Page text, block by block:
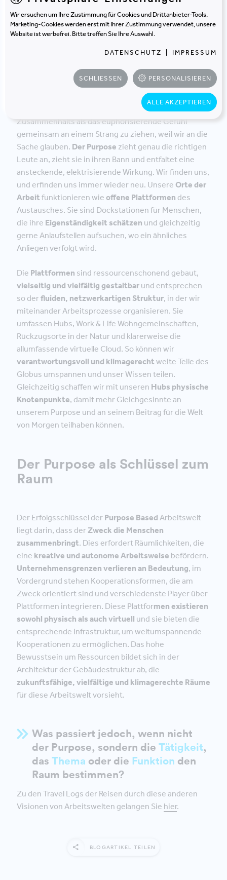
der Produktionsphase ist angedacht, dass ein Team,
das sich schon länger kennt,einen Wohnhub beziehen
und werden außerdem
Arbeitsräume imzentralenThemenhubmit uns
Es gibt für mich keine schönere Erfahrung des
Zusammenhalts als das euphorisierende Gefühl
gemeinsam an einem Strang zu ziehen, weil wir an die
Sache glauben. Der Purpose zieht genau die richtigen
Leute an, zieht sie in ihren Bann und entfaltet eine
ansteckende, elektrisierende Wirkung. Wir finden uns,
und erfinden uns immer wieder neu. Unsere Orte der
Arbeit funktionieren wie offene Plattformen des
Austausches. Sie sind Dockstationen für Menschen,
die ihre Eigenständigkeit schätzen und gleichzeitig
gerne Anlaufstellen aufsuchen, wo ein ähnliches
Anliegen verfolgt wird.
Die Plattformen sind ressourcenschonend gebaut,
vielseitig und vielfältig gestaltbar und entsprechen
so derfluiden, netzwerkartigen Struktur, in der wir
miteinander Arbeitsprozesse organisieren. Sie
umfassen Hubs, Work & Life Wohngemeinschaften,
Rückzugsorte in der Natur und klarerweise die
allumfassende virtuelle Cloud. So können wir
verantwortungsvoll und klimagerecht weite Teile des
Globus umspannen und unser Wissen teilen.
Gleichzeitig schaffen wir mit unseren Hubs physische
Knotenpunkte, damit mehr Gleichgesinnte an
unserem Purpose und an seinem Beitrag für die Welt
von Morgen teilhaben können.
Der Purpose als Schlüssel zum
Raum
Der Erfolgsschlüssel der Purpose Based Arbeitswelt
liegt darin, dass derZweck die Menschen
zusammenbringt. Dies erfordert Räumlichkeiten, die
eine kreative und autonome Arbeitsweise befördern.
Unternehmensgrenzen verlieren an Bedeutung, im
Vordergrund stehen Kooperationsformen, die am
Zweck orientiert sind und verschiedenste Player über
Plattformen integrieren. Diese Plattformen existieren
sowohl physisch als auch virtuell und sie bieten die
entsprechende Infrastruktur, um weltumspannende
Kooperationen zu ermöglichen. Das hohe
Bewusstsein um Ressourcen bildet sich in der
Architektur der Gebäudestruktur ab, die
zukunftsfähige, vielfältige und klimagerechte Räume
für diese Arbeitswelt vorsieht.
Was passiert jedoch, wenn nicht
der Purpose, sondern die Tätigkeit,
das Thema oder die Funktion den
Raum bestimmen?
Zu den Travel Logs der Reisen durch diese anderen
Visionen von Arbeitswelten gelangen Sie hier.
BLOGARTIKEL TEILEN
Wir ersuchen um Ihre Zustimmung für Cookies und Drittanbieter-Tools.
Marketing-Cookies werden erst mit Ihrer Zustimmung verwendet, unsere
Website ist werbefrei. Bitte treffen Sie Ihre Auswahl.
DATENSCHUTZ IMPRESSUM
SCHLIESSEN PERSONALISIEREN
ALLE AKZEPTIEREN